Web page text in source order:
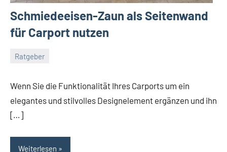
Schmiedeeisen-Zaun als Seitenwand
für Carport nutzen
Ratgeber
2026
germedia
Keine
Wenn Sie die Funktionalität Ihres Carports um ein
elegantes und stilvolles Designelement ergänzen und ihn
[…]
Weiterlesen